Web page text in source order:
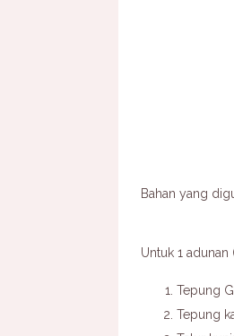
Bahan yang
Untuk 1 adunan
Tepung
Tepung